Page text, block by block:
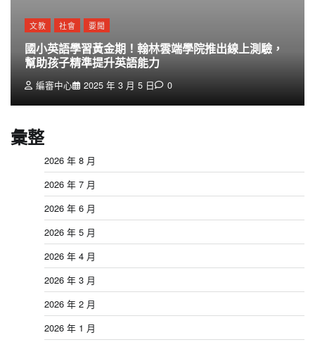
文教 社會 要聞
國小英語學習黃金期！翰林雲端學院推出線上測驗，
幫助孩子精準提升英語能力
編審中心 2025 年 3 月 5 日 0
彙整
2026 年 8 月
2026 年 7 月
2026 年 6 月
2026 年 5 月
2026 年 4 月
2026 年 3 月
2026 年 2 月
2026 年 1 月